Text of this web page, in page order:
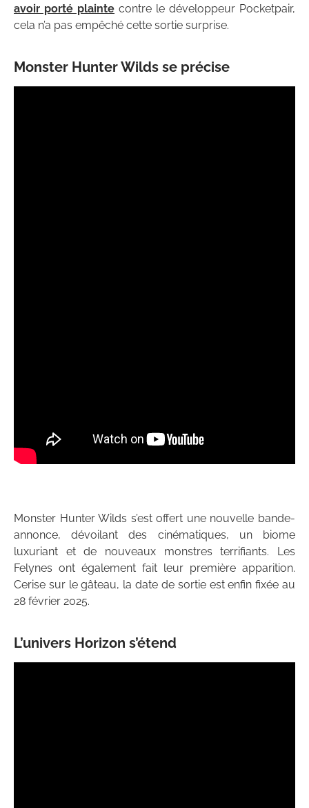
avoir porté plainte contre le développeur Pocketpair,
cela n’a pas empêché cette sortie surprise.
Monster Hunter Wilds se précise
Monster Hunter Wilds s’est offert une nouvelle bande-
annonce, dévoilant des cinématiques, un biome
luxuriant et de nouveaux monstres terrifiants. Les
Felynes ont également fait leur première apparition.
Cerise sur le gâteau, la date de sortie est enfin fixée au
28 février 2025.
L’univers Horizon s’étend